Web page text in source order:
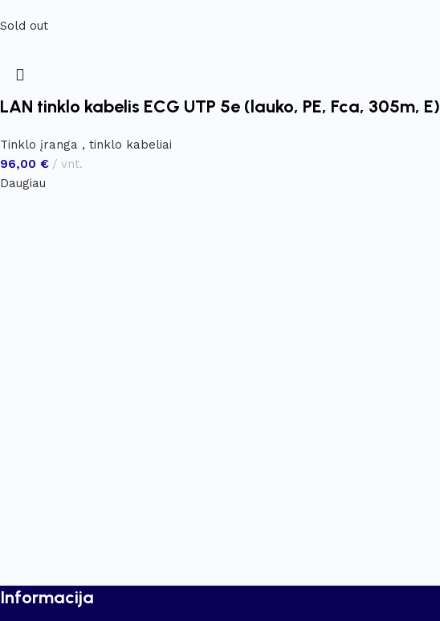
Sold out
LAN tinklo kabelis ECG UTP 5e (lauko, PE, Fca, 305m, E)
Tinklo įranga , tinklo kabeliai
96,00 €
vnt.
Daugiau
Informacija